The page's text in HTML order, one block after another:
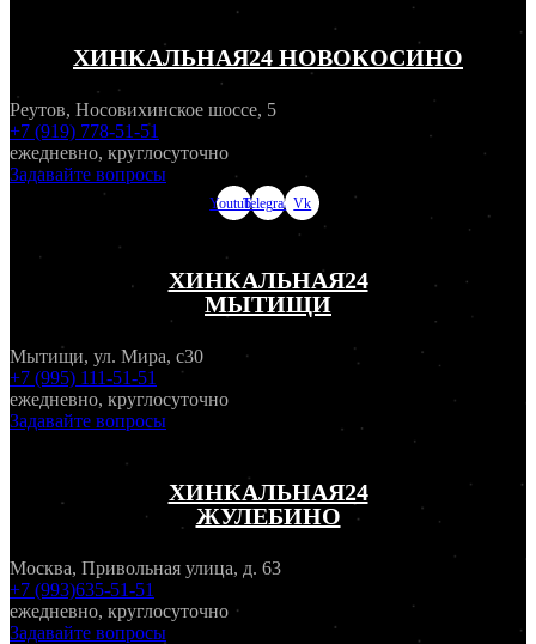
ХИНКАЛЬНАЯ24 НОВОКОСИНО
Реутов, Носовихинское шоссе, 5
+7 (919) 778-51-51
ежедневно, круглосуточно
Задавайте вопросы
YoutubeTelegramVk
ХИНКАЛЬНАЯ24
МЫТИЩИ
Мытищи, ул. Мира, с30
+7 (995) 111-51-51
ежедневно, круглосуточно
Задавайте вопросы
ХИНКАЛЬНАЯ24
ЖУЛЕБИНО
Москва, Привольная улица, д. 63
+7 (993)635-51-51
ежедневно, круглосуточно
Задавайте вопросы